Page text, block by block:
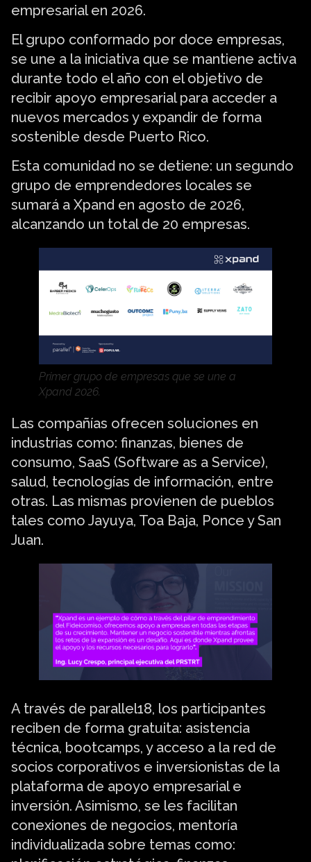
empresarial en 2026.
El grupo conformado por doce empresas,
se une a la iniciativa que se mantiene activa
durante todo el año con el objetivo de
recibir apoyo empresarial para acceder a
nuevos mercados y expandir de forma
sostenible desde Puerto Rico.
Esta comunidad no se detiene: un segundo
grupo de emprendedores locales se
sumará a Xpand en agosto de 2026,
alcanzando un total de 20 empresas.
Primer grupo de empresas que se une a
Xpand 2026.
Las compañías ofrecen soluciones en
industrias como: finanzas, bienes de
consumo, SaaS (Software as a Service),
salud, tecnologías de información, entre
otras. Las mismas provienen de pueblos
tales como Jayuya, Toa Baja, Ponce y San
Juan.
A través de parallel18, los participantes
reciben de forma gratuita: asistencia
técnica, bootcamps, y acceso a la red de
socios corporativos e inversionistas de la
plataforma de apoyo empresarial e
inversión. Asimismo, se les facilitan
conexiones de negocios, mentoría
individualizada sobre temas como: